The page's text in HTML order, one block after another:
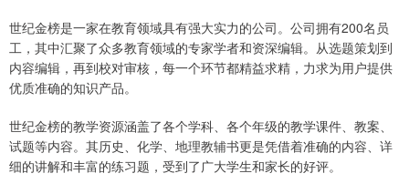
世纪金榜是一家在教育领域具有强大实力的公司。公司拥有200名员
工，其中汇聚了众多教育领域的专家学者和资深编辑。从选题策划到
内容编辑，再到校对审核，每一个环节都精益求精，力求为用户提供
优质准确的知识产品。
世纪金榜的教学资源涵盖了各个学科、各个年级的教学课件、教案、
试题等内容。其历史、化学、地理教辅书更是凭借着准确的内容、详
细的讲解和丰富的练习题，受到了广大学生和家长的好评。